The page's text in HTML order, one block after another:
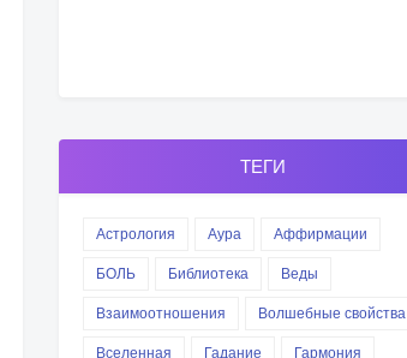
ТЕГИ
Астрология Аура
Аффирмации
БОЛЬ
Библиотека
Веды
Взаимоотношения
Волшебные свойства
Вселенная
Гадание
Гармония